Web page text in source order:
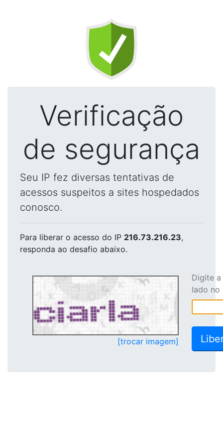
Verificação
de segurança
Seu IP fez diversas tentativas de
acessos suspeitos a sites hospedados
conosco.
Para liberar o acesso do IP 216.73.216.23,
responda ao desafio abaixo.
[trocar imagem]
Digite
lado no